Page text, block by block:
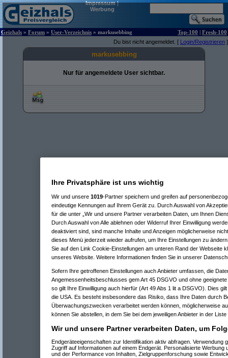
Impressum|
Werbung
Geizhals » Forum » User-Verzeichnis » markusebbing Top-100 | Fresh-100
Du bist nicht angemeldet. [ Login/Registrieren ]
markusebbing
Nur für angemeldete User sichtbar.
Ihre Privatsphäre ist uns wichtig
Wir und unsere 1019-Partner speichern und greifen auf
eindeutige Kennungen auf Ihrem Gerät zu. Durch Auswahl von
für die unter „Wir und unsere Partner verarbeiten Daten, um Ihnen
Durch Auswahl von Alle ablehnen oder Widerruf Ihrer Einwilligung
deaktiviert sind, sind manche Inhalte und Anzeigen möglicherweise
dieses Menü jederzeit wieder aufrufen, um Ihre Einstellungen zu
Sie auf den Link Cookie-Einstellungen am unteren Rand der Webseite
unseres Website. Weitere Informationen finden Sie in unserer
Sofern Ihre getroffenen Einstellungen auch Anbieter umfassen, die
Angemessenheitsbeschlusses gem Art 45 DSGVO und ohne
so gilt Ihre Einwilligung auch hierfür (Art 49 Abs 1 lit a DSGVO). Dies
die USA. Es besteht insbesondere das Risiko, dass Ihre Daten durch
Überwachungszwecken verarbeitet werden können, möglicherweise
können Sie abstellen, in dem Sie bei dem jeweiligen Anbieter in der
Wir und unsere Partner verarbeiten Daten, um
Endgeräteeigenschaften zur Identifikation aktiv abfragen. Verwendung
Zugriff auf Informationen auf einem Endgerät. Personalisierte Werbung
und der Performance von Inhalten, Zielgruppenforschung sowie